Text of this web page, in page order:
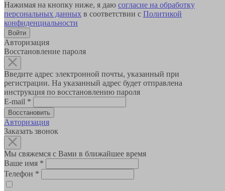
Нажимая на кнопку ниже, я даю согласие на обработку
персональных данных в соответствии с Политикой
конфиденциальности
Авторизация
Восстановление пароля
Введите адрес электронной почты, указанный при
регистрации. На указанный адрес будет отправлена
инструкция по восстановлению пароля
E-mail *
Авторизация
Заказать звонок
Мы свяжемся с Вами в ближайшее время
Ваше имя *
Телефон *